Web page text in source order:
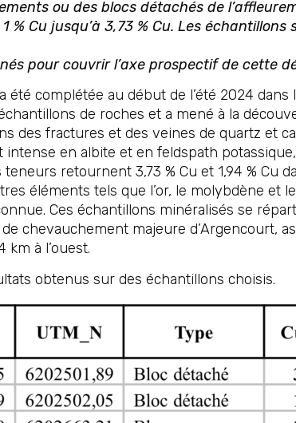
ou des blocs détachés de
1 % Cu jusqu’à 3,73 % Cu. Les
pour couvrir l’axe prospectif de cette
complétée au début de l’été 2024
de roches et a mené à la
des fractures et des veines de quartz et
intense en albite et en feldspath
retournent 3,73 % Cu et 1,94 % Cu
éléments tels que l’or, le molybdène et
Ces échantillons minéralisés se
chevauchement majeure d’Argencourt,
à l’ouest.
obtenus sur des échantillons choisis.